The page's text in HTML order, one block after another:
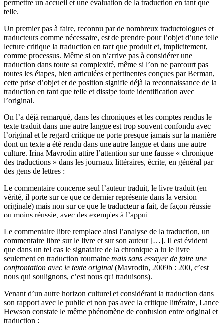
permettre un accueil et une évaluation de la traduction en tant que
telle.
Un premier pas à faire, reconnu par de nombreux traductologues et
traducteurs comme nécessaire, est de prendre pour l’objet d’une telle
lecture critique la traduction en tant que produit et, implicitement,
comme processus. Même si on n’arrive pas à considérer une
traduction dans toute sa complexité, même si l’on ne parcourt pas
toutes les étapes, bien articulées et pertinentes conçues par Berman,
cette prise d’objet et de position signifie déjà la reconnaissance de la
traduction en tant que telle et dissipe toute identification avec
l’original.
On l’a déjà remarqué, dans les chroniques et les comptes rendus le
texte traduit dans une autre langue est trop souvent confondu avec
l’original et le regard critique ne porte presque jamais sur la manière
dont un texte a été rendu dans une autre langue et dans une autre
culture. Irina Mavrodin attire l’attention sur une fausse « chronique
des traductions » dans les journaux littéraires, écrite, en général par
des gens de lettres :
Le commentaire concerne seul l’auteur traduit, le livre traduit (en
vérité, il porte sur ce que ce dernier représente dans la version
originale) mais non sur ce que le traducteur a fait, de façon réussie
ou moins réussie, avec des exemples à l’appui.
Le commentaire libre remplace ainsi l’analyse de la traduction, un
commentaire libre sur le livre et sur son auteur […]. Il est évident
que dans un tel cas le signataire de la chronique a lu le livre
seulement en traduction roumaine mais sans essayer de faire une
confrontation avec le texte original (Mavrodin, 2009b : 200, c’est
nous qui soulignons, c’est nous qui traduisons).
Venant d’un autre horizon culturel et considérant la traduction dans
son rapport avec le public et non pas avec la critique littéraire, Lance
Hewson constate le même phénomène de confusion entre original et
traduction :